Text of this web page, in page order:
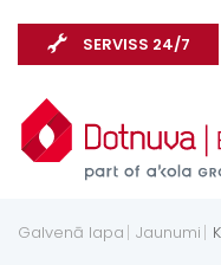
SERVISS 24/7
Galvenā lapa Jaunumi